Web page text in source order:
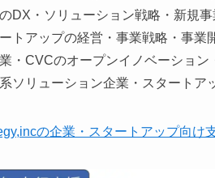
DX・ソリューション戦略・新規事
トアップの経営・事業戦略・事業
・CVCのオープンイノベーション
ソリューション企業・スタートア
の企業・スタートアップ向け